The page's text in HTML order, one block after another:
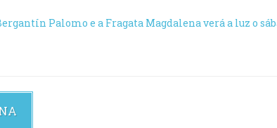
Palomo e a Fragata Magdalena verá a luz o